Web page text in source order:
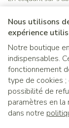
Nous utilisons
expérience
Notre boutique
indispensables.
fonctionnement
type de cookies ;
possibilité de
paramètres en la
dans notre
et acceptez notre
Liens légaux